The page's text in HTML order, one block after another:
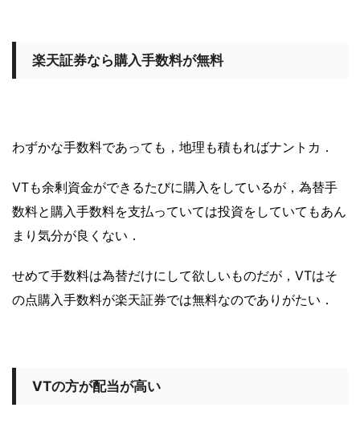
楽天証券なら購入手数料が無料
わずかな手数料であっても，地理も積もればナントカ．
VTも余剰資金ができるたびに購入をしているが，為替手
数料と購入手数料を支払っていては投資をしていてもあん
まり気分が良くない．
せめて手数料は為替だけにして欲しいものだが，VTはそ
の点購入手数料が楽天証券では無料なのでありがたい．
VTの方が配当が高い